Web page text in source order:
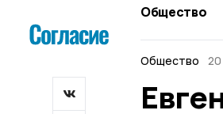
Общество
Общество